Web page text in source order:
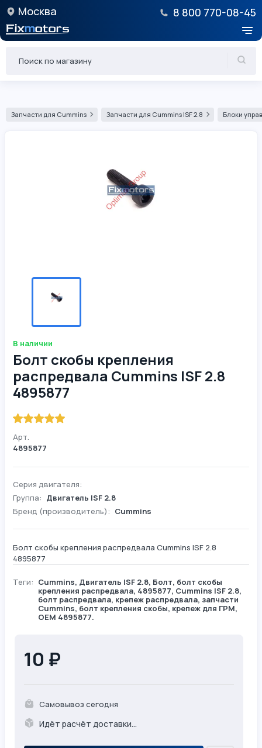
Москва 8 800 770-08-45
Запчасти для Cummins Запчасти для Cummins ISF 2.8 Блоки
В наличии
Болт скобы крепления
распредвала Cummins ISF 2.8
4895877
Арт.
4895877
Серия двигателя:
Группа: Двигатель ISF 2.8
Бренд (производитель): Cummins
Болт скобы крепления распредвала Cummins ISF 2.8
4895877
Теги: Cummins, Двигатель ISF 2.8, Болт, болт скобы
крепления распредвала, 4895877, Cummins ISF 2.8,
болт распредвала, крепеж распредвала, запчасти
Cummins, болт крепления скобы, крепеж для ГРМ,
OEM 4895877.
10 ₽
Самовывоз сегодня
Идёт расчёт доставки...